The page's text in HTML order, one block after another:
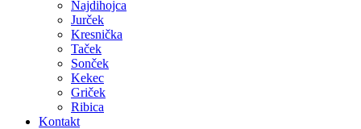
Najdihojca
Jurček
Kresnička
Taček
Sonček
Kekec
Griček
Ribica
Kontakt